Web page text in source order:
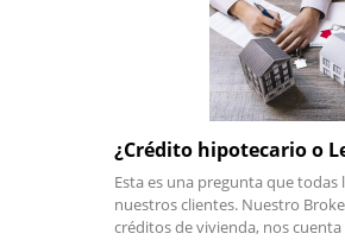
¿Crédito hipotecario o
Esta es una pregunta que todas
nuestros clientes. Nuestro
créditos de vivienda, nos